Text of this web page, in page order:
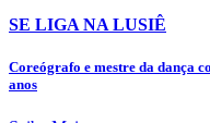
SE LIGA NA LUSIÊ
Coreógrafo e mestre da dança
anos